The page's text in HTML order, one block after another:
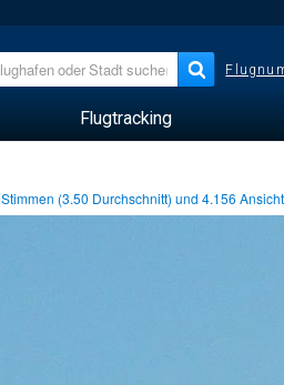
Flugtracking
Stimmen (3.50 Durchschnitt) und4.156